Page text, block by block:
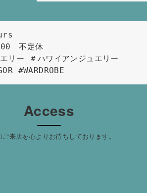
　不定休
リー ＃ハワイアンジュエリー
#WARDROBE
Access
ご来店を心よりお待ちしております。